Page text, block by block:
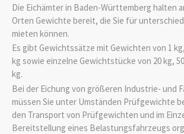
Die Eichämter in Baden-Württemberg halten
Orten Gewichte bereit, die Sie für
mieten können.
Es gibt Gewichtssätze mit Gewichten von 1
kg sowie einzelne Gewichtstücke von 20 kg,
kg.
Bei der Eichung von größeren Industrie- und
müssen Sie unter Umständen Prüfgewichte
den Transport von Prüfgewichten und im
Bereitstellung eines Belastungsfahrzeugs